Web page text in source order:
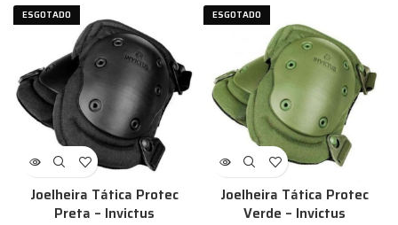
ESGOTADO
Joelheira Tática Protec
Preta – Invictus
ESGOTADO
Joelheira Tática Protec
Verde – Invictus